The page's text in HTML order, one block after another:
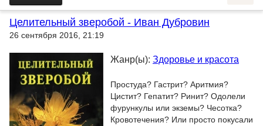
Целительный зверобой - Иван Дубровин
26 сентября 2016, 21:19
Жанр(ы): Здоровье и красота
Простуда? Гастрит? Аритмия?
Цистит? Гепатит? Ринит? Одолели
фурункулы или экземы? Чесотка?
Кровотечения? Или просто покусали